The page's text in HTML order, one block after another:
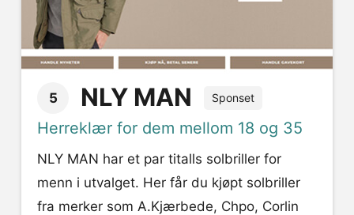
5 NLY MAN Sponset
Herreklær for dem mellom 18 og 35
NLY MAN har et par titalls solbriller for
menn i utvalget. Her får du kjøpt solbriller
fra merker som A.Kjærbede, Chpo, Corlin